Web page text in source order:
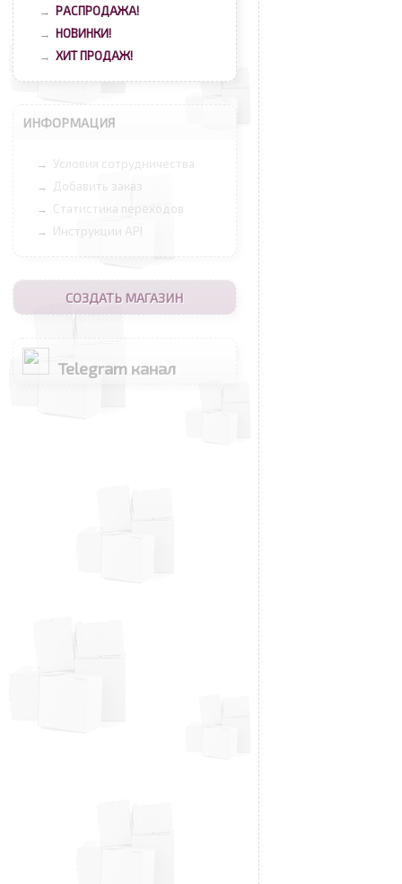
→ РАСПРОДАЖА!
→ НОВИНКИ!
→ ХИТ ПРОДАЖ!
ИНФОРМАЦИЯ
→ Условия сотрудничества
→ Добавить заказ
→ Статистика переходов
→ Инструкции API
СОЗДАТЬ МАГАЗИН
Telegram канал